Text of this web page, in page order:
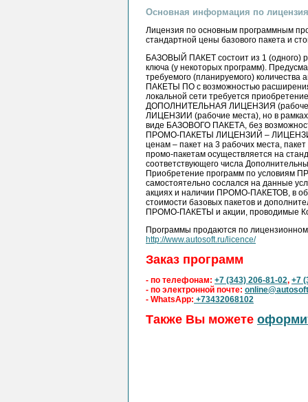
Основная информация по
Лицензия по основным программным
стандартной цены базового пакета и
БАЗОВЫЙ ПАКЕТ состоит из 1 (одного)
ключа (у некоторых программ).
требуемого (планируемого)
ПАКЕТЫ ПО с возможностью
локальной сети требуется
ДОПОЛНИТЕЛЬНАЯ ЛИЦЕНЗИЯ
ЛИЦЕНЗИИ (рабочие места), но в
виде БАЗОВОГО ПАКЕТА, без
ПРОМО-ПАКЕТЫ ЛИЦЕНЗИЙ – ЛИЦЕНЗИАР
ценам – пакет на 3 рабочих места,
промо-пакетам осуществляется на
соответствующего числа
Приобретение программ по условиям
самостоятельно сослался на данные
акциях и наличии ПРОМО-ПАКЕТОВ, в
стоимости базовых пакетов и
ПРОМО-ПАКЕТЫ и акции, проводимые
Программы продаются по
http://www.autosoft.ru/licence/
Заказ программ
- по телефонам: +7 (343) 206-81-02, +7
- по электронной почте:
- WhatsApp: +73432068102
Также Вы можете